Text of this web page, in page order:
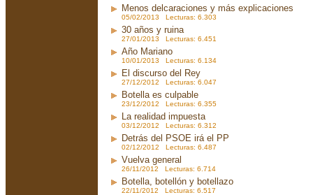
Menos delcaraciones y más explicaciones
05/02/2013 Lecturas: 6.303
30 años y ruina
27/01/2013 Lecturas: 6.451
Año Mariano
10/01/2013 Lecturas: 6.134
El discurso del Rey
27/12/2012 Lecturas: 6.047
Botella es culpable
23/12/2012 Lecturas: 6.355
La realidad impuesta
03/12/2012 Lecturas: 6.312
Detrás del PSOE irá el PP
02/12/2012 Lecturas: 6.487
Vuelva general
26/11/2012 Lecturas: 6.714
Botella, botellón y botellazo
22/11/2012 Lecturas: 6.517